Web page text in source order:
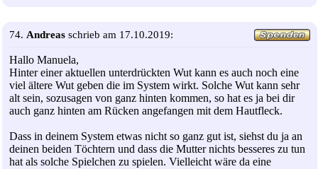
74. Andreas schrieb am 17.10.2019:
Hallo Manuela,
Hinter einer aktuellen unterdrückten Wut kann es auch noch eine
viel ältere Wut geben die im System wirkt. Solche Wut kann sehr
alt sein, sozusagen von ganz hinten kommen, so hat es ja bei dir
auch ganz hinten am Rücken angefangen mit dem Hautfleck.
Dass in deinem System etwas nicht so ganz gut ist, siehst du ja an
deinen beiden Töchtern und dass die Mutter nichts besseres zu tun
hat als solche Spielchen zu spielen. Vielleicht wäre da eine